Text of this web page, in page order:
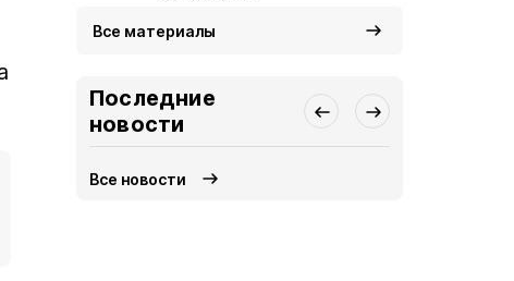
Все материалы
Последние
новости
Все новости